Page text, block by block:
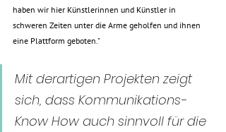
haben wir hier Künstlerinnen und Künstler in
schweren Zeiten unter die Arme geholfen und ihnen
eine Plattform geboten."
Mit derartigen Projekten zeigt
sich, dass Kommunikations-
Know How auch sinnvoll für die